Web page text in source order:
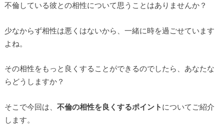
不倫している彼との相性について思うことはありませんか？
少なからず相性は悪くはないから、一緒に時を過ごせています
よね。
その相性をもっと良くすることができるのでしたら、あなたな
らどうしますか？
そこで今回は、 不倫の相性を良くするポイント についてご紹介
します。